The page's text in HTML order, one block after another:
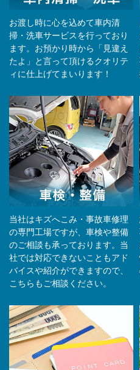
お渡し時に心を込めて車内清
掃・洗車サービスを行っており
ます。お預かり時から「見違え
たよ」と言って頂けるクオリテ
ィに仕上げてまいります！
当社はキズへこみ・事故車修理
の専門工場ですが、車検や整備
のご相談も承っております。当
社では対応できないこともアド
バイスや紹介ができますので、
こちらもご相談ください。